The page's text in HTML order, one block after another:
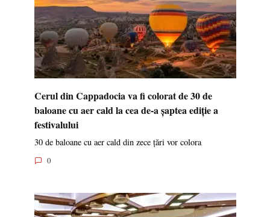
Cerul din Cappadocia va fi colorat de 30 de
baloane cu aer cald la cea de-a șaptea ediție a
festivalului
30 de baloane cu aer cald din zece țări vor colora
0